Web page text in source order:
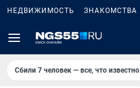
НЕДВИЖИМОСТЬ ЗНАКОМСТВА
Сбили 7 человек — все, что известно